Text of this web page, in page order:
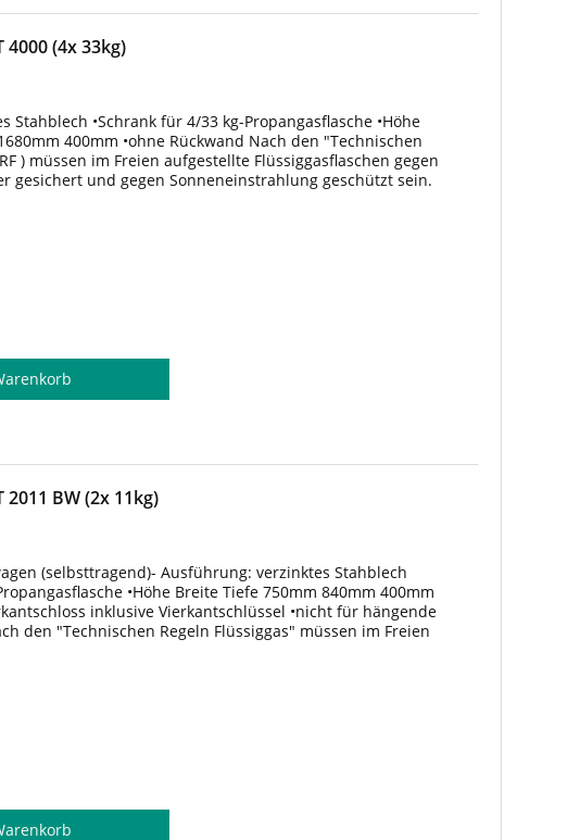
4000 (4x 33kg)
Stahblech •Schrank für 4/33 kg-Propangasflasche •Höhe
400mm •ohne Rückwand Nach den "Technischen
) müssen im Freien aufgestellte Flüssiggasflaschen gegen
gesichert und gegen Sonneneinstrahlung geschützt sein.
2011 BW (2x 11kg)
(selbsttragend)- Ausführung: verzinktes Stahblech
•Höhe Breite Tiefe 750mm 840mm 400mm
inklusive Vierkantschlüssel •nicht für hängende
den "Technischen Regeln Flüssiggas" müssen im Freien
gegen den Zugriff Unbefugter gesichert...